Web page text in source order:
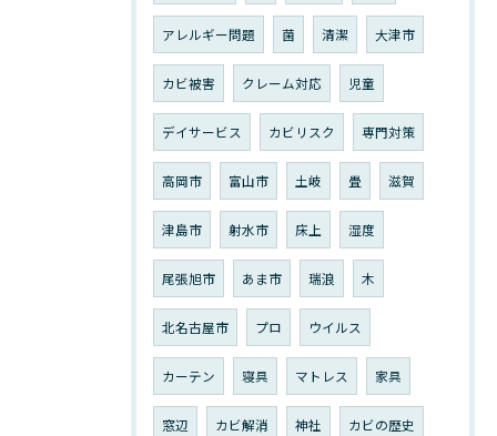
アレルギー問題 菌 清潔 大津市
カビ被害 クレーム対応 児童
デイサービス カビリスク 専門対策
高岡市 富山市 土岐 畳 滋賀
津島市 射水市 床上 湿度
尾張旭市 あま市 瑞浪 木
北名古屋市 プロ ウイルス
カーテン 寝具 マトレス 家具
窓辺 カビ解消 神社 カビの歴史